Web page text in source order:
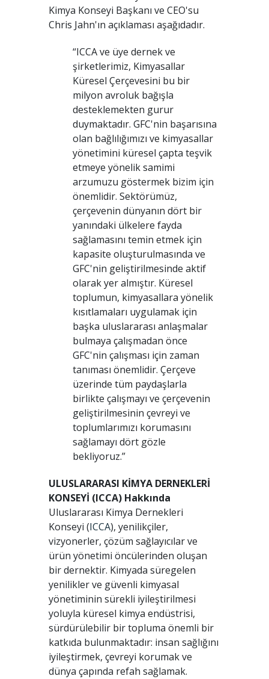
Kimya Konseyi Başkanı ve CEO'su
Chris Jahn'ın açıklaması aşağıdadır.
“ICCA ve üye dernek ve
şirketlerimiz, Kimyasallar
Küresel Çerçevesini bu bir
milyon avroluk bağışla
desteklemekten gurur
duymaktadır. GFC'nin başarısına
olan bağlılığımızı ve kimyasallar
yönetimini küresel çapta teşvik
etmeye yönelik samimi
arzumuzu göstermek bizim için
önemlidir. Sektörümüz,
çerçevenin dünyanın dört bir
yanındaki ülkelere fayda
sağlamasını temin etmek için
kapasite oluşturulmasında ve
GFC'nin geliştirilmesinde aktif
olarak yer almıştır. Küresel
toplumun, kimyasallara yönelik
kısıtlamaları uygulamak için
başka uluslararası anlaşmalar
bulmaya çalışmadan önce
GFC'nin çalışması için zaman
tanıması önemlidir. Çerçeve
üzerinde tüm paydaşlarla
birlikte çalışmayı ve çerçevenin
geliştirilmesinin çevreyi ve
toplumlarımızı korumasını
sağlamayı dört gözle
bekliyoruz.”
ULUSLARARASI KİMYA DERNEKLERİ
KONSEYİ (ICCA) Hakkında
Uluslararası Kimya Dernekleri
Konseyi (ICCA), yenilikçiler,
vizyonerler, çözüm sağlayıcılar ve
ürün yönetimi öncülerinden oluşan
bir dernektir. Kimyada süregelen
yenilikler ve güvenli kimyasal
yönetiminin sürekli iyileştirilmesi
yoluyla küresel kimya endüstrisi,
sürdürülebilir bir topluma önemli bir
katkıda bulunmaktadır: insan sağlığını
iyileştirmek, çevreyi korumak ve
dünya çapında refah sağlamak.